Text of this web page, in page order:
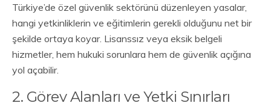
Türkiye’de özel güvenlik sektörünü düzenleyen yasalar,
hangi yetkinliklerin ve eğitimlerin gerekli olduğunu net bir
şekilde ortaya koyar. Lisanssız veya eksik belgeli
hizmetler, hem hukuki sorunlara hem de güvenlik açığına
yol açabilir.
2. Görev Alanları ve Yetki Sınırları